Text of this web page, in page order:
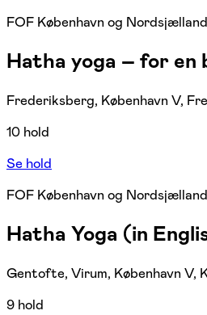
FOF København og Nordsjælland
Hatha yoga – for en
Frederiksberg, København V,
10 hold
Se hold
FOF København og Nordsjælland
Hatha Yoga (in
Gentofte, Virum, København V,
9 hold